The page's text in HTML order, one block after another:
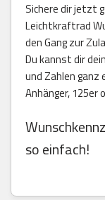
Sichere dir jetzt
Leichtkraftrad
den Gang zur
Du kannst dir
und Zahlen ganz
Anhänger, 125er
so einfach!